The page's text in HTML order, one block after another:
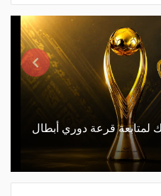
لمتابعة قرعة دوري أبطال